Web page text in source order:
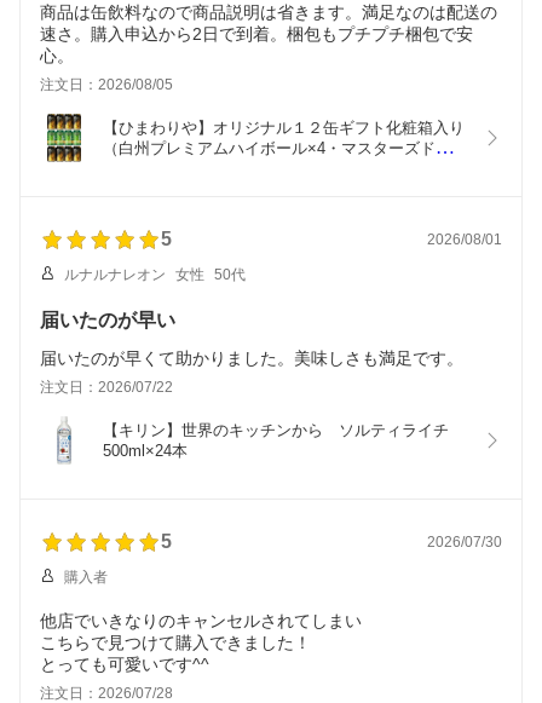
商品は缶飲料なので商品説明は省きます。満足なのは配送の
速さ。購入申込から2日で到着。梱包もプチプチ梱包で安
心。
注文日：2026/08/05
【ひまわりや】オリジナル１２缶ギフト化粧箱入り
（白州プレミアムハイボール×4・マスターズドリー
5 2026/08/01
ルナルナレオン 女性 50代
届いたのが早い
届いたのが早くて助かりました。美味しさも満足です。
注文日：2026/07/22
【キリン】世界のキッチンから　ソルティライチ
500ml×24本
5 2026/07/30
購入者
他店でいきなりのキャンセルされてしまい
こちらで見つけて購入できました！
とっても可愛いです^^
注文日：2026/07/28